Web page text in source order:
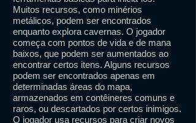
Muitos recursos, como minérios
metálicos, podem ser encontrados
enquanto explora cavernas. O jogador
começa com pontos de vida e de mana
baixos, que podem ser aumentados ao
encontrar certos itens. Alguns recursos
podem ser encontrados apenas em
determinadas áreas do mapa,
armazenados em contêineres comuns e
raros, ou descartados por certos inimigos.
O jogador usa recursos para criar novos